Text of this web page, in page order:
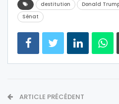
destitution Donald
Sénat
ARTICLE PRÉCÉDENT